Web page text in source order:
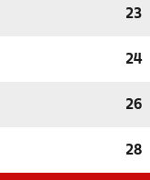
23
24
26
28